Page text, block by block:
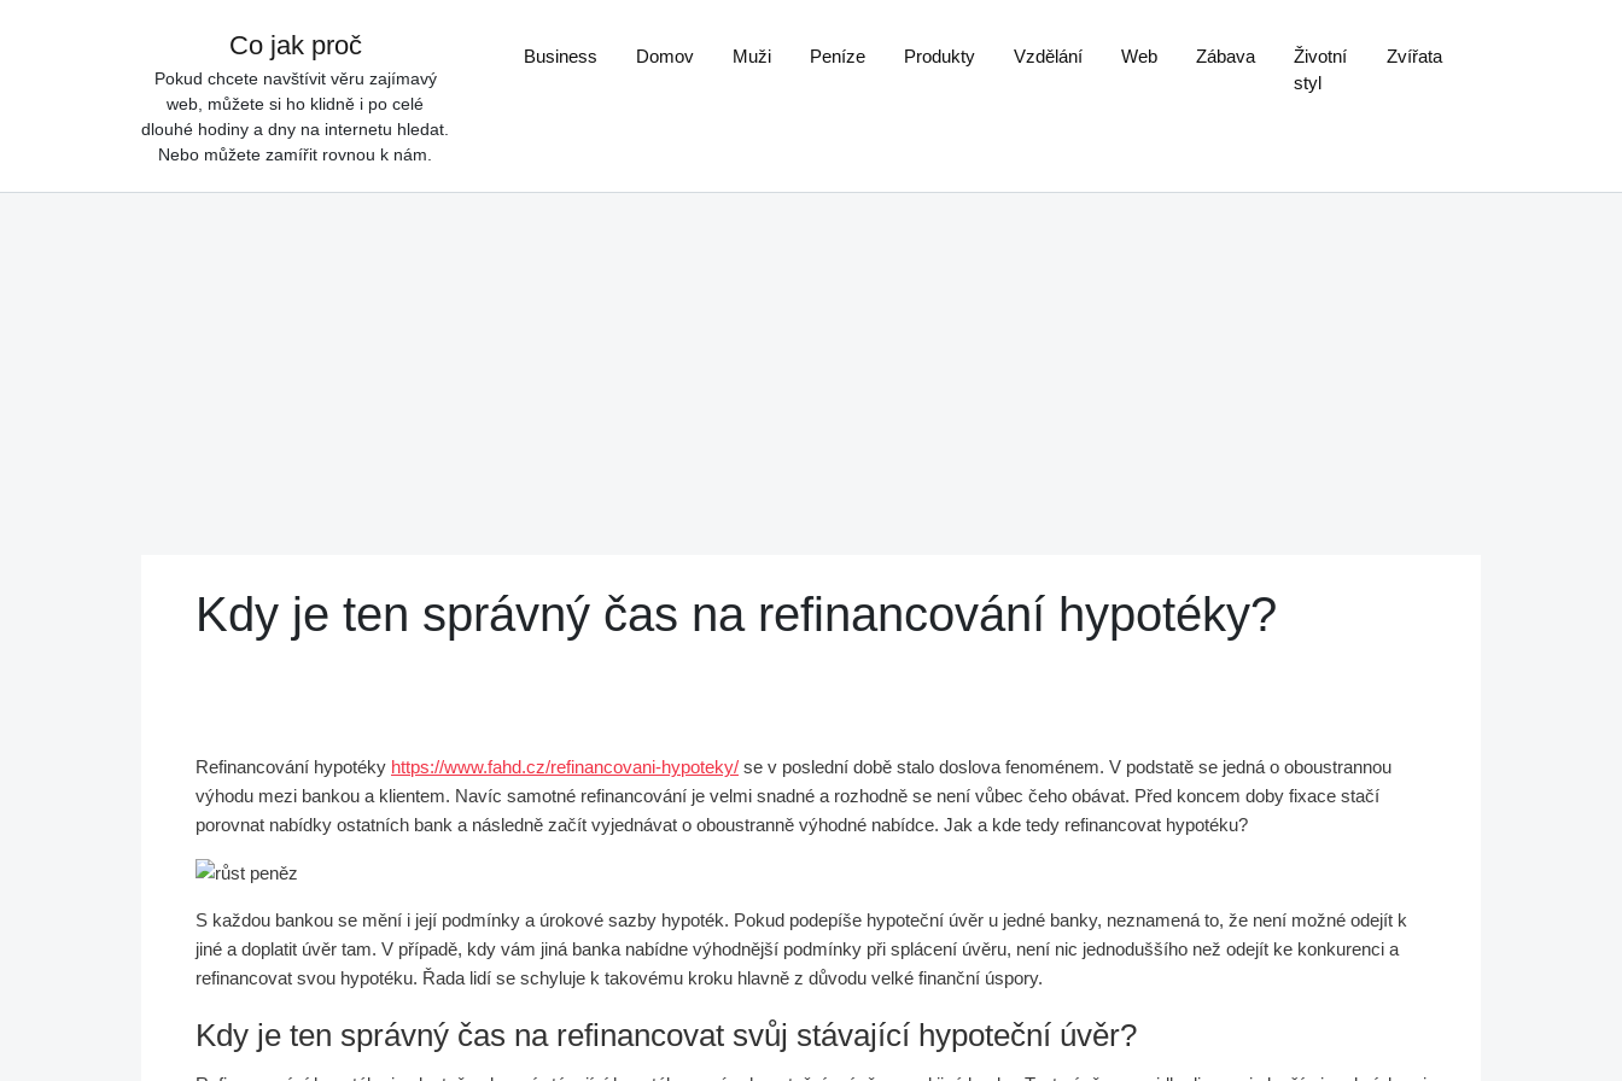
Co jak proč
Pokud chcete navštívit věru zajímavý
web, můžete si ho klidně i po celé
dlouhé hodiny a dny na internetu hledat.
Nebo můžete zamířit rovnou k nám.
Business Domov Muži Peníze Produkty Vzdělání Web Zábava
Životní
styl
Zvířata
Kdy je ten správný čas na refinancování hypotéky?
Refinancování hypotéky https://www.fahd.cz/refinancovani-hypoteky/ se v poslední době stalo doslova fenoménem. V podstatě se jedná o oboustrannou
výhodu mezi bankou a klientem. Navíc samotné refinancování je velmi snadné a rozhodně se není vůbec čeho obávat. Před koncem doby fixace stačí
porovnat nabídky ostatních bank a následně začít vyjednávat o oboustranně výhodné nabídce. Jak a kde tedy refinancovat hypotéku?
S každou bankou se mění i její podmínky a úrokové sazby hypoték. Pokud podepíše hypoteční úvěr u jedné banky, neznamená to, že není možné odejít k
jiné a doplatit úvěr tam. V případě, kdy vám jiná banka nabídne výhodnější podmínky při splácení úvěru, není nic jednoduššího než odejít ke konkurenci a
refinancovat svou hypotéku. Řada lidí se schyluje k takovému kroku hlavně z důvodu velké finanční úspory.
Kdy je ten správný čas na refinancovat svůj stávající hypoteční úvěr?